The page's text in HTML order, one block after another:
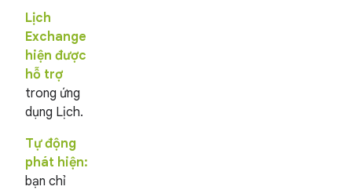
Lịch
Exchange
hiện được
hỗ trợ
trong ứng
dụng Lịch.
Tự động
phát hiện:
bạn chỉ